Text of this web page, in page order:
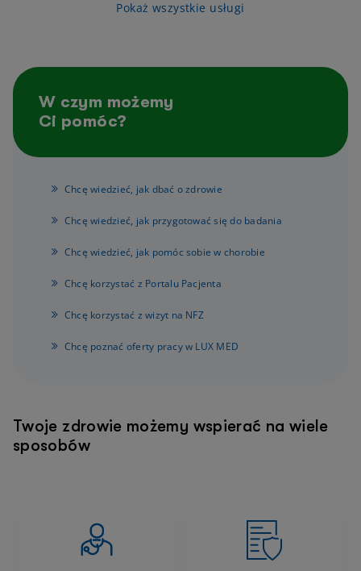
Pokaż wszystkie usługi
W czym możemy
Ci pomóc?
Chcę wiedzieć, jak dbać o zdrowie
Chcę wiedzieć, jak przygotować się do badania
Chcę wiedzieć, jak pomóc sobie w chorobie
Chcę korzystać z Portalu Pacjenta
Chcę korzystać z wizyt na NFZ
Chcę poznać oferty pracy w LUX MED
Twoje zdrowie możemy wspierać na wiele
sposobów